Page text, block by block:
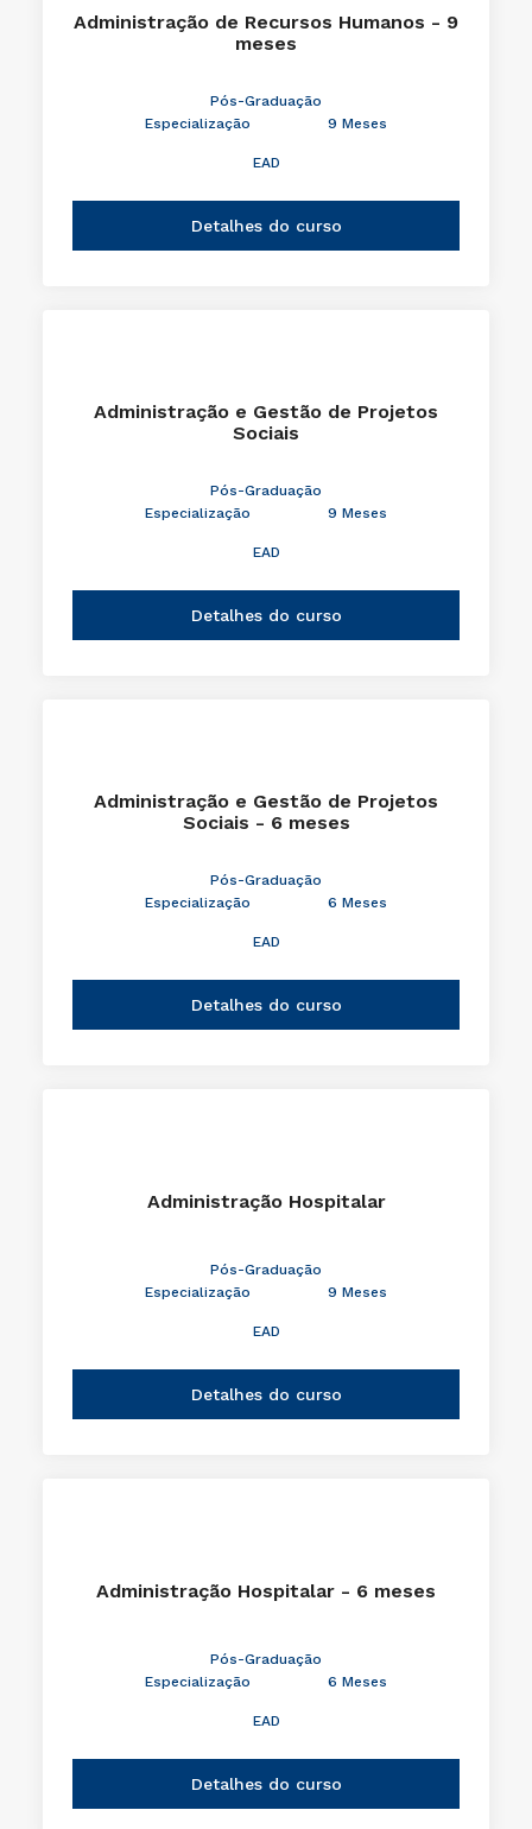
Administração de Recursos Humanos - 9
meses
Pós-Graduação
Especialização
9 Meses
EAD
Detalhes do curso
Administração e Gestão de Projetos
Sociais
Pós-Graduação
Especialização
9 Meses
EAD
Detalhes do curso
Administração e Gestão de Projetos
Sociais - 6 meses
Pós-Graduação
Especialização
6 Meses
EAD
Detalhes do curso
Administração Hospitalar
Pós-Graduação
Especialização
9 Meses
EAD
Detalhes do curso
Administração Hospitalar - 6 meses
Pós-Graduação
Especialização
6 Meses
EAD
Detalhes do curso